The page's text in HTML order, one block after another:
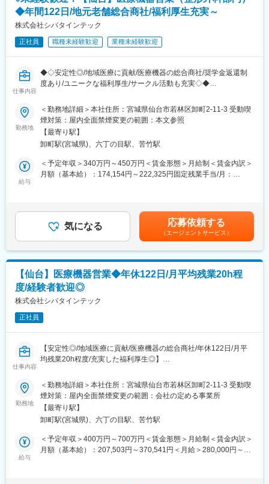
～11時頃：内勤業務（メール確認、資料作成など）
午後：クリニックへ訪問（面会・レポート提出など）
18時頃：1日の業務の振り返り、明日の予定確認をして退社。
※1日約5～6件ほどのクリニックへ訪問します。
■入社後の流れ
《1～2週間》
Zoomを活用し、配属先で入社研修を実施
睡眠時無呼吸症候群に関する知識、商品の操作方法などを学びま
↓
《1～2ヶ月間》
上司・先輩に同行し、業務の流れを身につけるOJTを実施。
↓
先輩から、徐々に担当するクリニックや患者様を引き継ぎます。
すが、共通しているのは20代～30代の若手が多く活躍しているこ
と。相談がしやすく、アドバイスやフォロー対応も早いので、不
安を感じることなく、成長できます。
仙台営業職：40代1名/その他事務1名
■ポジションの魅力
各クリニックに寄り添い、課題解決することを大切にしているの
で、売上だけで評価するということはありません。専門商社の強
みを活かした幅広い提案ができるため、個々のご要望にぴったり
の提案が可能。契約に結びつきやすく、その後の長いお付き合い
■スキルアップをサポート
方や事例の共有を行っています。
変更の範囲：会社の定める業務
◆年間122日/地元老舗総合商社/福利厚生充実～
株式会社シバタインテック
正社員 職種未経験歓迎 業種未経験歓迎
仕事内容
◆◇安定性◎/地域医療に貢献/医療機器の総合商社/奨学金返還制
度あり/ユニークな福利厚生/サークル活動も充実◇◆
■業務概要：
・医療機関の医師・看護師などの方々に向けて、医療機器の提
案・販売を行います。はじめはマスク、注射針、ガーゼなどの消
耗品からスタートし、将来的には新病院の立ち上げタイミングや
大型の医療機器の導入のタイミングでMRIなどの提案も行って頂
きます。地域の医療に貢献するやりがいある仕事です。
験によって変動がございます）。その間は営業目標がつかない育
成期間となりますので、仕事を覚えることに集中できます。
・メーカー営業との同行や勉強会等もございますので、製品につ
■配属詳細：
・整形外科部門をサポートするオーソペディック事業部配属とな
ります。営業のエキスパートが所属しており、約10名の組織で
す。主な取扱商品には、外傷の治療で骨折部を固定するプレー
ト、スクリュー、 髄内釘をはじめ、加齢などによる変形性関節症
や、 慢性関節リウマチの治療で機能再建に使用される人工関節な
どがあります。これらの商品が患者様へ使用される前に、先生方
との打ち合わせを重ね、 その症例に最適な商品をご提供し、治療
が円滑に行なえるようサポートを 行なうことが我々の使命と考え
■同社の魅力：
・医療機器・理化学機器・福祉用具の総合商社である当社は、商
品を売ることだけが目的ではありません。医薬品、医療機器、事
の病院における「すべて」を提案する総合力（トータルソリュー
ション）を強みとして、どのような形でお客様のお役に立てるの
勤務地
＜勤務地詳細＞本社住所：宮城県仙台市若林区卸町2-11-3 受動喫
煙対策：屋内全面禁煙変更の範囲：本文参照
【最寄り駅】
卸町駅(宮城県)、六丁の目駅、苦竹駅
給与
＜予定年収＞340万円～450万円＜賃金形態＞月給制＜賃金内訳＞
月額（基本給）：174,154円～222,325円固定残業手当/月：
年収はあくまでも目安の金額であり、選考を通じて上下する可能
性があります。※固定残業金額は給与によって異なります。■昇
給：年1回■賞与：年2回（昨年実績：3カ月以上）賃金はあくまで
も目安の金額であり、選考を通じて上下する可能性があります。
月給(月額)は固定手当を含めた表記です。
気になる 応募依頼する
（エージェントサービス）
【仙台】医療機器営業◆年休122日/月平均残業20h程
度/経験者歓迎◎
株式会社シバタインテック
正社員
仕事内容
【安定性◎/地域医療に貢献/医療機器の総合商社/年休122日/月平
均残業20h程度/充実した福利厚生◎】
■業務概要：
・医療機関の医師・看護師などの方々に向けて、医療機器の提
案・販売を行います。はじめはマスク、注射針、ガーゼなどの消
耗品からスタートし、将来的には新病院の立ち上げタイミングや
大型の医療機器の導入のタイミングでMRIなどの提案も行って頂
きます。地域の医療に貢献するやりがいある仕事です。
勤務地
＜勤務地詳細＞本社住所：宮城県仙台市若林区卸町2-11-3 受動喫
煙対策：屋内全面禁煙変更の範囲：会社の定める事業所
【最寄り駅】
卸町駅(宮城県)、六丁の目駅、苦竹駅
給与
＜予定年収＞400万円～700万円＜賃金形態＞月給制＜賃金内訳＞
月額（基本給）：207,503円～370,541円＜月給＞280,000円～